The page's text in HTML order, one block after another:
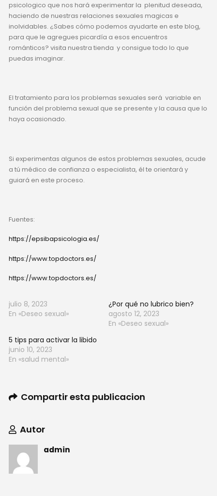
psicologico que nos hará experimentar la plenitud deseada,
haciendo de nuestras relaciones sexuales magicas e
inolvidables. ¿Sabes cómo podemos ayudarte en este blog,
para que le agregues picardía a esos encuentros
románticos? visita nuestra tienda y consigue todo lo que
puedas imaginar.
El tratamiento para los problemas sexuales será variable en
función del problema sexual que se presente y la causa que lo
haya ocasionado.
Si experimentas algunos de estos problemas sexuales, acude
a tú médico de confianza o especialista, él te orientará y
guiará en este proceso.
Fuentes:
https://epsibapsicologia.es/
https://www.topdoctors.es/
https://www.topdoctors.es/
julio 8, 2023
En «Deseo sexual»
¿Por qué no lubrico bien?
agosto 12, 2023
En «Deseo sexual»
5 tips para activar la libido
junio 10, 2023
En «salud mental»
Compartir esta publicacion
Autor
admin